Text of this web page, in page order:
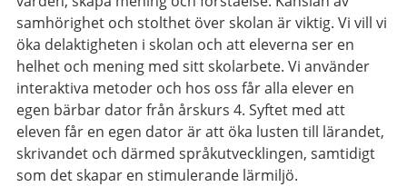
samhörighet och stolthet över skolan är viktig. Vi vill vi
öka delaktigheten i skolan och att eleverna ser en
helhet och mening med sitt skolarbete. Vi använder
interaktiva metoder och hos oss får alla elever en
egen bärbar dator från årskurs 4. Syftet med att
eleven får en egen dator är att öka lusten till lärandet,
skrivandet och därmed språkutvecklingen, samtidigt
som det skapar en stimulerande lärmiljö.